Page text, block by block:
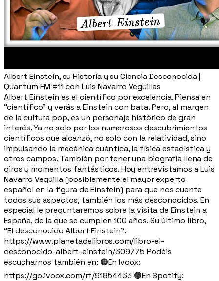
Albert Einstein, su Historia y su Ciencia Desconocida |
Quantum FM #11 con Luis Navarro Veguillas
Albert Einstein es el científico por excelencia. Piensa en
“científico” y verás a Einstein con bata. Pero, al margen
de la cultura pop, es un personaje histórico de gran
interés. Ya no solo por los numerosos descubrimientos
científicos que alcanzó, no solo con la relatividad, sino
impulsando la mecánica cuántica, la física estadística y
otros campos. También por tener una biografía llena de
giros y momentos fantásticos. Hoy entrevistamos a Luis
Navarro Veguilla (posiblemente el mayor experto
español en la figura de Einstein) para que nos cuente
todos sus aspectos, también los más desconocidos. En
especial le preguntaremos sobre la visita de Einstein a
España, de la que se cumplen 100 años. Su último libro,
“El desconocido Albert Einstein”:
https://www.planetadelibros.com/libro-el-
desconocido-albert-einstein/309775 Podéis
escucharnos también en: 🟠En Ivoox:
https://go.ivoox.com/rf/91854433 🟢En Spotify: